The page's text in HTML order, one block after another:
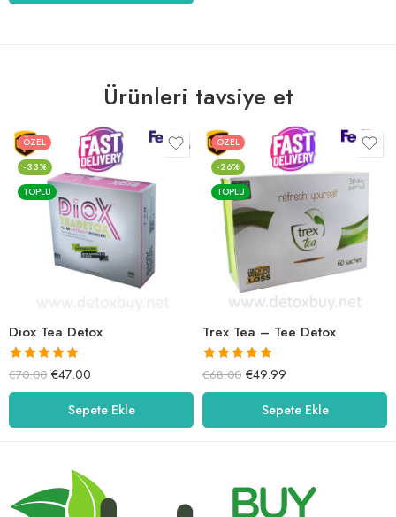
Ürünleri tavsiye et
ÖZEL
-33%
TOPLU
Diox Tea Detox
5 üzerinden
5.00oy aldı
€70.00 €47.00
Sepete Ekle
ÖZEL
-26%
TOPLU
Trex Tea – Tee Detox
5 üzerinden
5.00oy aldı
€68.00 €49.99
Sepete Ekle